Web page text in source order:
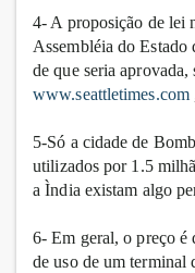
4- A proposição de lei
Assembléia do Estado
de que seria
www.seattletimes.com
5-Só a cidade de
utilizados por 1.5
a Ìndia existam algo
6- Em geral, o preço é
de uso de um terminal